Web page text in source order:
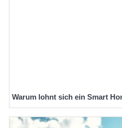
Warum lohnt sich ein Smart